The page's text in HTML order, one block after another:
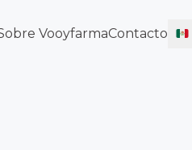
VooyfarmaContacto